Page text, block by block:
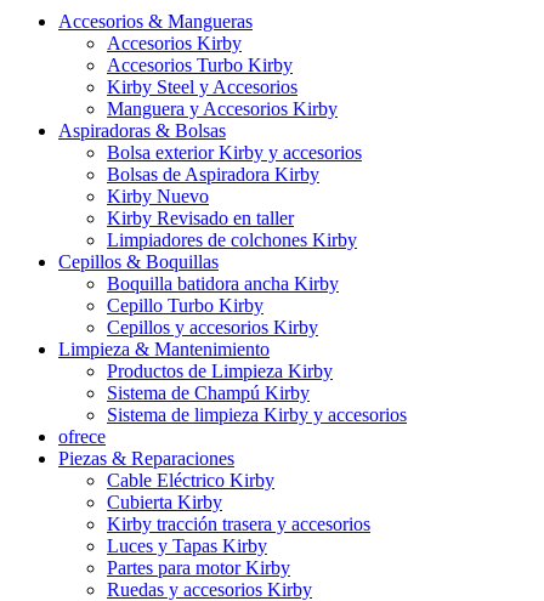
Accesorios & Mangueras
Accesorios Kirby
Accesorios Turbo Kirby
Kirby Steel y Accesorios
Manguera y Accesorios Kirby
Aspiradoras & Bolsas
Bolsa exterior Kirby y accesorios
Bolsas de Aspiradora Kirby
Kirby Nuevo
Kirby Revisado en taller
Limpiadores de colchones Kirby
Cepillos & Boquillas
Boquilla batidora ancha Kirby
Cepillo Turbo Kirby
Cepillos y accesorios Kirby
Limpieza & Mantenimiento
Productos de Limpieza Kirby
Sistema de Champú Kirby
Sistema de limpieza Kirby y accesorios
ofrece
Piezas & Reparaciones
Cable Eléctrico Kirby
Cubierta Kirby
Kirby tracción trasera y accesorios
Luces y Tapas Kirby
Partes para motor Kirby
Ruedas y accesorios Kirby